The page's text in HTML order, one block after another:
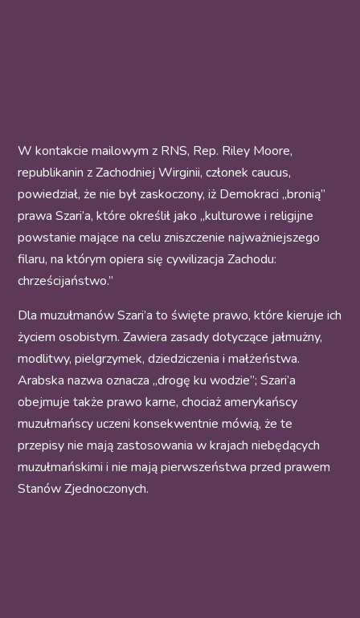
W kontakcie mailowym z RNS, Rep. Riley Moore,
republikanin z Zachodniej Wirginii, członek caucus,
powiedział, że nie był zaskoczony, iż Demokraci „bronią”
prawa Szari’a, które określił jako „kulturowe i religijne
powstanie mające na celu zniszczenie najważniejszego
filaru, na którym opiera się cywilizacja Zachodu:
chrześcijaństwo.”
Dla muzułmanów Szari’a to święte prawo, które kieruje ich
życiem osobistym. Zawiera zasady dotyczące jałmużny,
modlitwy, pielgrzymek, dziedziczenia i małżeństwa.
Arabska nazwa oznacza „drogę ku wodzie”; Szari’a
obejmuje także prawo karne, chociaż amerykańscy
muzułmańscy uczeni konsekwentnie mówią, że te
przepisy nie mają zastosowania w krajach niebędących
muzułmańskimi i nie mają pierwszeństwa przed prawem
Stanów Zjednoczonych.